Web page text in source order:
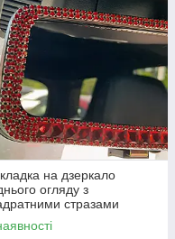
на дзеркало
огляду з
стразами